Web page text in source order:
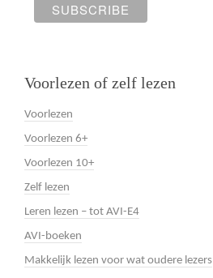
Voorlezen of zelf lezen
Voorlezen
Voorlezen 6+
Voorlezen 10+
Zelf lezen
Leren lezen – tot AVI-E4
AVI-boeken
Makkelijk lezen voor wat oudere lezers